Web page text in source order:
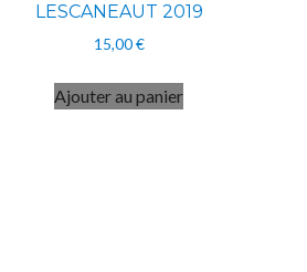
LESCANEAUT 2019
15,00€
Ajouter au panier